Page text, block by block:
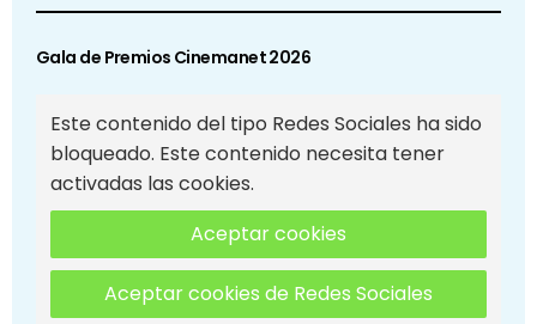
Gala de Premios Cinemanet 2026
Este contenido del tipo Redes Sociales ha sido
bloqueado. Este contenido necesita tener
activadas las cookies.
Aceptar cookies
Aceptar cookies de Redes Sociales